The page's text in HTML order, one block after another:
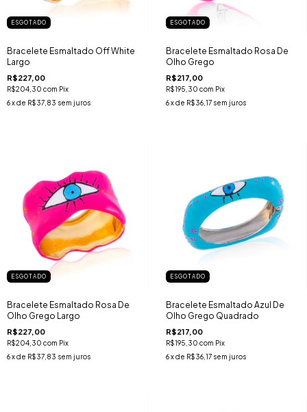
ESGOTADO
Bracelete Esmaltado Off White
Largo
R$227,00
R$204,30 com Pix
6x de R$37,83 sem juros
ESGOTADO
Bracelete Esmaltado Rosa De
Olho Grego
R$217,00
R$195,30 com Pix
6 x de R$36,17 sem juros
ESGOTADO
Bracelete Esmaltado Rosa De
Olho Grego Largo
R$227,00
R$204,30 com Pix
6x de R$37,83 sem juros
ESGOTADO
Bracelete Esmaltado Azul De
Olho Grego Quadrado
R$217,00
R$195,30 com Pix
6 x de R$36,17 sem juros